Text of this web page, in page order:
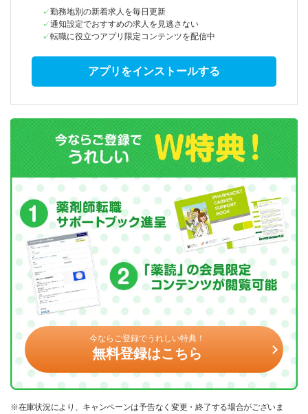
勤務地別の新着求人を毎日更新
通知設定でおすすめの求人を見逃さない
転職に役立つアプリ限定コンテンツを配信中
アプリをインストールする
今ならご登録でうれしい特典！
無料登録はこちら
※在庫状況により、キャンペーンは予告なく変更・終了する場合がございま